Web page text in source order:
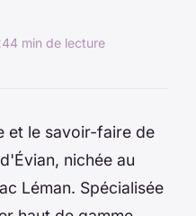
4 min de lecture
et le savoir-faire de
nichée au
Léman. Spécialisée